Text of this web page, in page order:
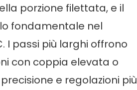
porzione filettata, e il
fondamentale nel
passi più larghi offrono
con coppia elevata o
e regolazioni più